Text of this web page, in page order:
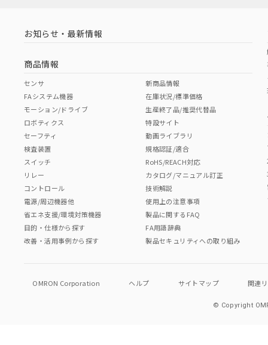
お知らせ・最新情報
商品情報
センサ
FAシステム機器
モーション/ドライブ
ロボティクス
セーフティ
検査装置
スイッチ
リレー
コントロール
電源/周辺機器他
省エネ支援/環境対策機器
目的・仕様から探す
改善・活用事例から探す
新商品情報
在庫状況/標準価格
生産終了品/推奨代替品
特設サイト
動画ライブラリ
規格認証/適合
RoHS/REACH対応
カタログ/マニュアル訂正
技術解説
使用上の注意事項
製品に関するFAQ
FA用語辞典
製品セキュリティへの取り組み
OMRON Corporation ヘルプ サイトマップ 関連
© Copyright